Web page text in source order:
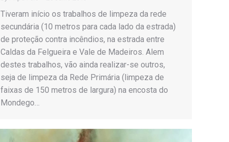
Tiveram início os trabalhos de limpeza da rede
secundária (10 metros para cada lado da estrada)
de proteção contra incêndios, na estrada entre
Caldas da Felgueira e Vale de Madeiros. Alem
destes trabalhos, vão ainda realizar-se outros,
seja de limpeza da Rede Primária (limpeza de
faixas de 150 metros de largura) na encosta do
Mondego…